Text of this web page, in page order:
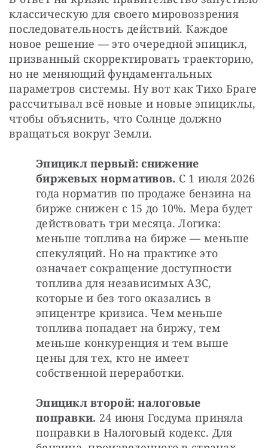
классическую для своего мировоззрения
последовательность действий. Каждое
новое решение — это очередной эпицикл,
призванный скорректировать траекторию,
но не меняющий фундаментальных
параметров системы. Ну вот как Тихо Браге
рассчитывал всё новые и новые эпициклы,
чтобы объяснить, что Солнце должно
вращаться вокруг Земли.
Эпицикл первый: снижение
биржевых нормативов. С 1 июля 2026
года норматив по продаже бензина на
бирже снижен с 15 до 10%. Мера будет
действовать три месяца. Логика:
меньше топлива на бирже — меньше
спекуляций. Но на практике это
означает сокращение доступности
топлива для независимых АЗС,
которые и без того оказались в
эпицентре кризиса. Чем меньше
топлива попадает на биржу, тем
меньше конкуренция и тем выше
цены для тех, кто не имеет
собственной переработки.
Эпицикл второй: налоговые
поправки. 24 июня Госдума приняла
поправки в Налоговый кодекс. Для